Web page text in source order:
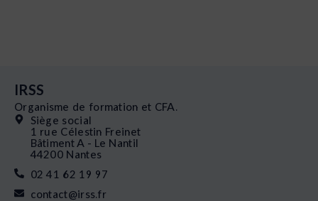
IRSS
Organisme de formation et CFA.
Siège social
1 rue Célestin Freinet
Bâtiment A - Le Nantil
44200 Nantes
02 41 62 19 97
contact@irss.fr